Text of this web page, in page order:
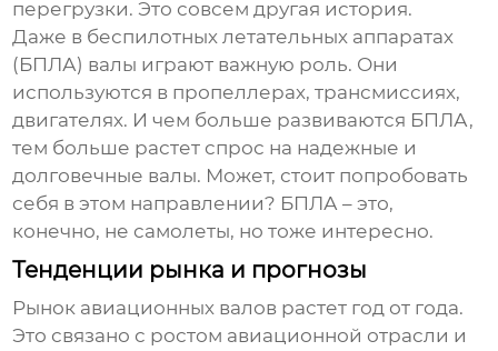
перегрузки. Это совсем другая история.
Даже в беспилотных летательных аппаратах
(БПЛА) валы играют важную роль. Они
используются в пропеллерах, трансмиссиях,
двигателях. И чем больше развиваются БПЛА,
тем больше растет спрос на надежные и
долговечные валы. Может, стоит попробовать
себя в этом направлении? БПЛА – это,
конечно, не самолеты, но тоже интересно.
Тенденции рынка и прогнозы
Рынок авиационных валов растет год от года.
Это связано с ростом авиационной отрасли и